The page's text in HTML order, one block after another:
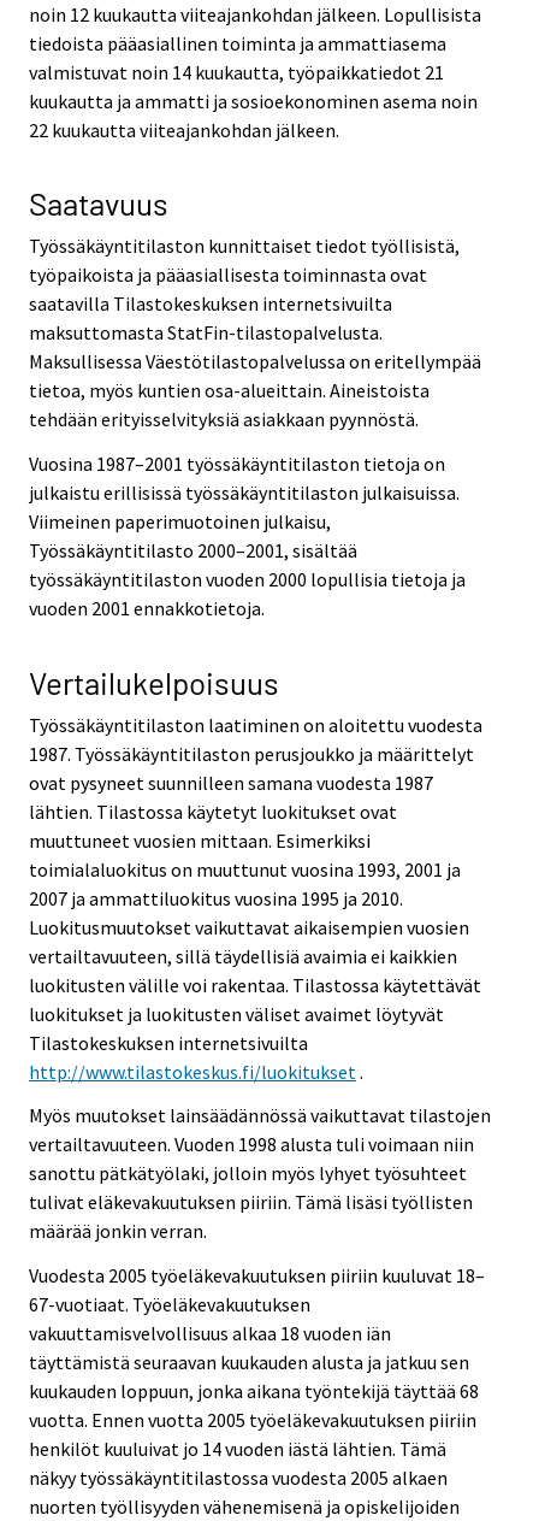
noin 12 kuukautta viiteajankohdan jälkeen. Lopullisista
tiedoista pääasiallinen toiminta ja ammattiasema
valmistuvat noin 14 kuukautta, työpaikkatiedot 21
kuukautta ja ammatti ja sosioekonominen asema noin
22 kuukautta viiteajankohdan jälkeen.
Saatavuus
Työssäkäyntitilaston kunnittaiset tiedot työllisistä,
työpaikoista ja pääasiallisesta toiminnasta ovat
saatavilla Tilastokeskuksen internetsivuilta
maksuttomasta StatFin-tilastopalvelusta.
Maksullisessa Väestötilastopalvelussa on eritellympää
tietoa, myös kuntien osa-alueittain. Aineistoista
tehdään erityisselvityksiä asiakkaan pyynnöstä.
Vuosina 1987–2001 työssäkäyntitilaston tietoja on
julkaistu erillisissä työssäkäyntitilaston julkaisuissa.
Viimeinen paperimuotoinen julkaisu,
Työssäkäyntitilasto 2000–2001, sisältää
työssäkäyntitilaston vuoden 2000 lopullisia tietoja ja
vuoden 2001 ennakkotietoja.
Vertailukelpoisuus
Työssäkäyntitilaston laatiminen on aloitettu vuodesta
1987. Työssäkäyntitilaston perusjoukko ja määrittelyt
ovat pysyneet suunnilleen samana vuodesta 1987
lähtien. Tilastossa käytetyt luokitukset ovat
muuttuneet vuosien mittaan. Esimerkiksi
toimialaluokitus on muuttunut vuosina 1993, 2001 ja
2007 ja ammattiluokitus vuosina 1995 ja 2010.
Luokitusmuutokset vaikuttavat aikaisempien vuosien
vertailtavuuteen, sillä täydellisiä avaimia ei kaikkien
luokitusten välille voi rakentaa. Tilastossa käytettävät
luokitukset ja luokitusten väliset avaimet löytyvät
Tilastokeskuksen internetsivuilta
http://www.tilastokeskus.fi/luokitukset .
Myös muutokset lainsäädännössä vaikuttavat tilastojen
vertailtavuuteen. Vuoden 1998 alusta tuli voimaan niin
sanottu pätkätyölaki, jolloin myös lyhyet työsuhteet
tulivat eläkevakuutuksen piiriin. Tämä lisäsi työllisten
määrää jonkin verran.
Vuodesta 2005 työeläkevakuutuksen piiriin kuuluvat 18–
67-vuotiaat. Työeläkevakuutuksen
vakuuttamisvelvollisuus alkaa 18 vuoden iän
täyttämistä seuraavan kuukauden alusta ja jatkuu sen
kuukauden loppuun, jonka aikana työntekijä täyttää 68
vuotta. Ennen vuotta 2005 työeläkevakuutuksen piiriin
henkilöt kuuluivat jo 14 vuoden iästä lähtien. Tämä
näkyy työssäkäyntitilastossa vuodesta 2005 alkaen
nuorten työllisyyden vähenemisenä ja opiskelijoiden